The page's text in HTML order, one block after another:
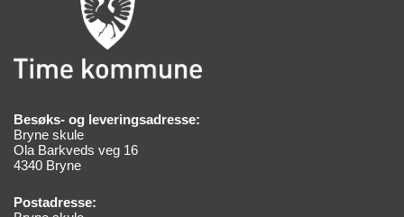
Besøks- og leveringsadresse:
Bryne skule
Ola Barkveds veg 16
4340 Bryne
Postadresse: